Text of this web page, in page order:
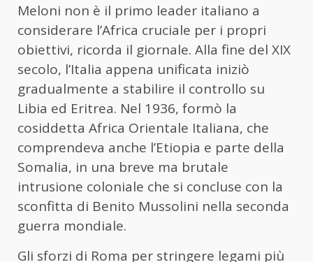
Meloni non è il primo leader italiano a
considerare l’Africa cruciale per i propri
obiettivi, ricorda il giornale. Alla fine del XIX
secolo, l’Italia appena unificata iniziò
gradualmente a stabilire il controllo su
Libia ed Eritrea. Nel 1936, formò la
cosiddetta Africa Orientale Italiana, che
comprendeva anche l’Etiopia e parte della
Somalia, in una breve ma brutale
intrusione coloniale che si concluse con la
sconfitta di Benito Mussolini nella seconda
guerra mondiale.
Gli sforzi di Roma per stringere legami più